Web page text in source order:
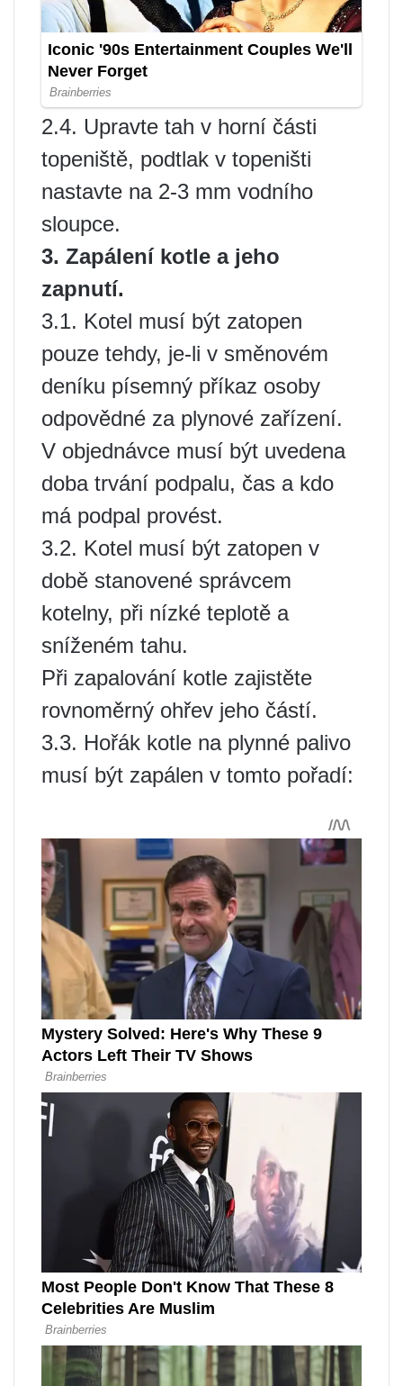
2.4. Upravte tah v horní části
topeniště, podtlak v topeništi
nastavte na 2-3 mm vodního
sloupce.
3. Zapálení kotle a jeho
zapnutí.
3.1. Kotel musí být zatopen
pouze tehdy, je-li v směnovém
deníku písemný příkaz osoby
odpovědné za plynové zařízení.
V objednávce musí být uvedena
doba trvání podpalu, čas a kdo
má podpal provést.
3.2. Kotel musí být zatopen v
době stanovené správcem
kotelny, při nízké teplotě a
sníženém tahu.
Při zapalování kotle zajistěte
rovnoměrný ohřev jeho částí.
3.3. Hořák kotle na plynné palivo
musí být zapálen v tomto pořadí: